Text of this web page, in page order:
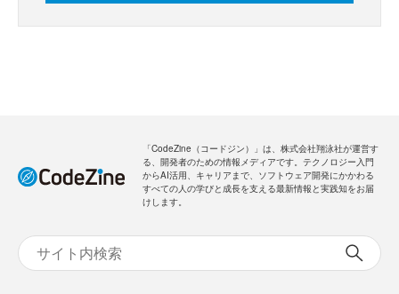
「CodeZine（コードジン）」は、株式会社翔泳社が運営す
る、開発者のための情報メディアです。テクノロジー入門
からAI活用、キャリアまで、ソフトウェア開発にかかわる
すべての人の学びと成長を支える最新情報と実践知をお届
けします。